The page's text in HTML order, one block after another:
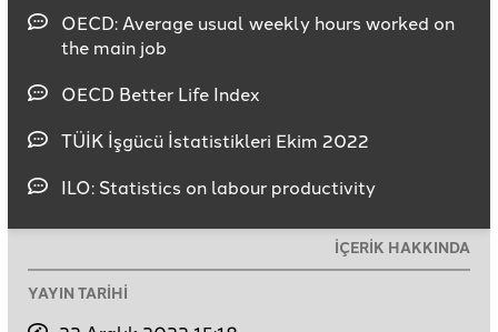
OECD: Average usual weekly hours worked on
the main job
OECD Better Life Index
TÜİK İşgücü İstatistikleri Ekim 2022
ILO: Statistics on labour productivity
İÇERİK HAKKINDA
YAYIN TARİHİ